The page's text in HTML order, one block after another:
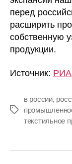
перед
расширить
собственную
продукции.
Источник:
Метки
в россии,
текстильное